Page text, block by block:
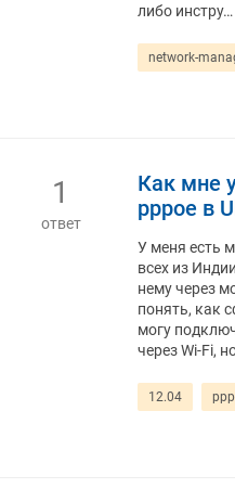
либо инстру…
network-
1
ответ
Как мне
pppoe в
У меня есть
всех из
нему через
понять, как
могу
через Wi-Fi,
12.04